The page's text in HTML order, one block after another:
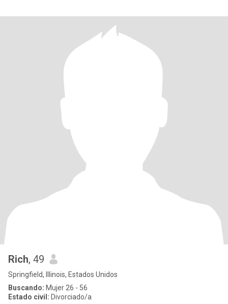
Rich, 49
Springfield, Illinois, Estados Unidos
Buscando: Mujer 26 - 56
Estado civil: Divorciado/a